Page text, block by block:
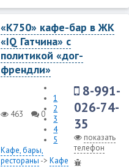
«К750» кафе-бар в ЖК
«IQ Гатчина» с
политикой «дог-
френдли»
463 0
1
2
3
4
5
Кафе, бары,
рестораны ->Кафе
8-991-
026-74-
35
показать
телефон